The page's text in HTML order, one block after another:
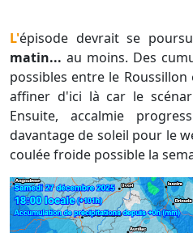
L'épisode devrait se
matin... au moins. Des
possibles entre le
affiner d'ici là car le
Ensuite, accalmie
davantage de soleil pour le
coulée froide possible la